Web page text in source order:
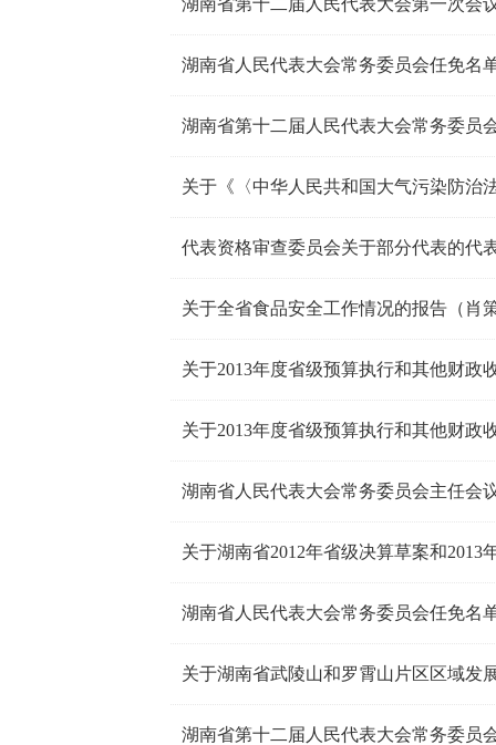
湖南省人民代表大会常务委员会任免名
湖南省第十二届人民代表大会常务委员
代表资格审查委员会关于部分代表的代
关于全省食品安全工作情况的报告（肖
关于湖南省2012年省级决算草案和2013
湖南省人民代表大会常务委员会任免名
关于湖南省武陵山和罗霄山片区区域发
湖南省第十二届人民代表大会常务委员